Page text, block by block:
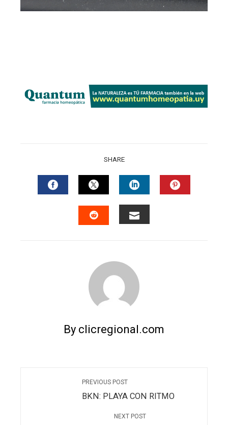
SHARE
FACEBOOKTWITTERLINKEDIN
By clicregional.com
PREVIOUS POST
BKN: PLAYA CON RITMO
NEXT POST